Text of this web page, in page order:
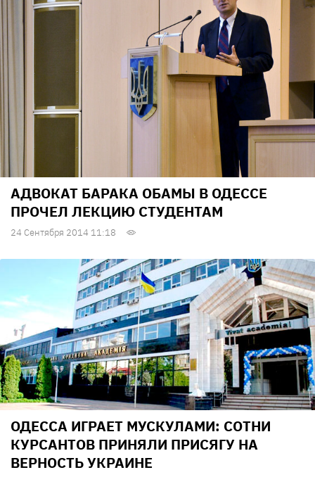
АДВОКАТ БАРАКА ОБАМЫ В ОДЕССЕ
ПРОЧЕЛ ЛЕКЦИЮ СТУДЕНТАМ
24 Сентября 2014 11:18
ОДЕССА ИГРАЕТ МУСКУЛАМИ: СОТНИ
КУРСАНТОВ ПРИНЯЛИ ПРИСЯГУ НА
ВЕРНОСТЬ УКРАИНЕ